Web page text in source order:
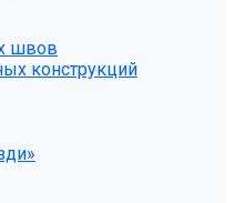
швов
конструкций